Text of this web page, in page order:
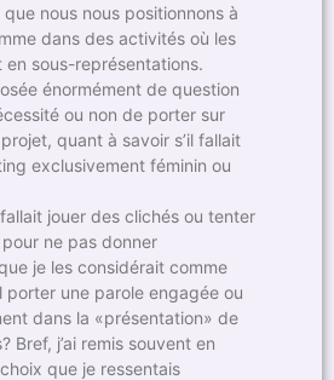
nous nous positionnons à
dans des activités où les
en sous-représentations.
énormément de question
ou non de porter sur
quant à savoir s’il fallait
exclusivement féminin ou
fallait jouer des clichés ou tenter
ne pas donner
je les considérait comme
porter une parole engagée ou
dans la «présentation» de
Bref, j’ai remis souvent en
que je ressentais